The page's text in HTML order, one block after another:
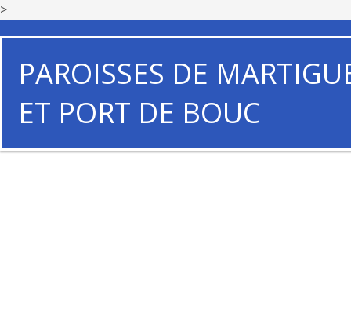
>
PAROISSES DE
ET PORT DE BOUC